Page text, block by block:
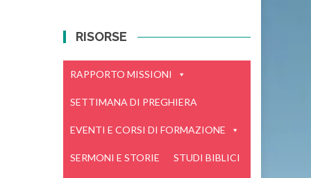
RISORSE
RAPPORTO MISSIONI
SETTIMANA DI PREGHIERA
EVENTI E CORSI DI FORMAZIONE
SERMONI E STORIE STUDI BIBLICI